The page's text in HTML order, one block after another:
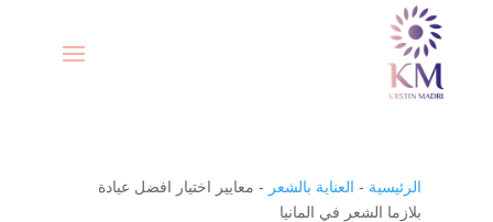
الرئيسية - العناية بالشعر - معايير اختيار افضل عيادة
بلازما الشعر في المانيا